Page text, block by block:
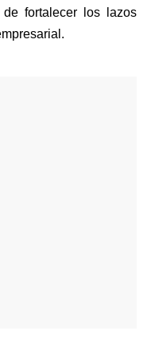
fortalecer los lazos